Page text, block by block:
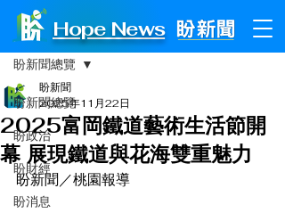
Hope News
文章
盼新聞總覽
盼政治
盼財經
盼消息
盼新聞總覽
2025富岡鐵道藝術生活節開
幕 展現鐵道與花海雙重魅力
盼新聞
2025年11月22日
盼新聞／桃園報導